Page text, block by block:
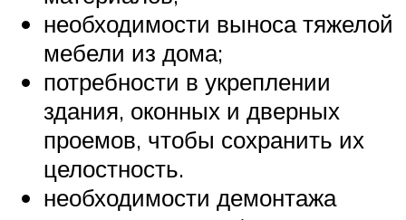
необходимости выноса тяжелой
мебели из дома;
потребности в укреплении
здания, оконных и дверных
проемов, чтобы сохранить их
целостность.
необходимости демонтажа